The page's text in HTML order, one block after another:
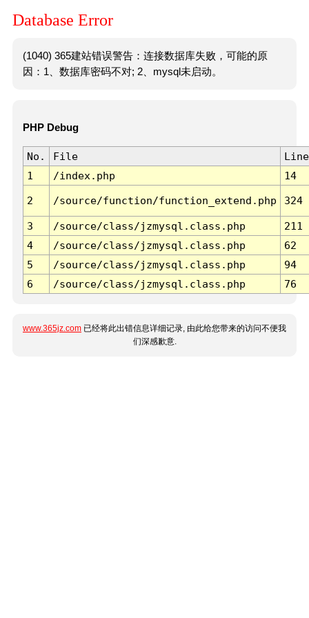
Database Error
(1040) 365建站错误警告：连接数据库失败，可能的原
因：1、数据库密码不对; 2、mysql未启动。
PHP Debug
No. File
Line
1
/index.php 14
2 /source/function/function_extend.php 324
3 /source/class/jzmysql.class.php
211
4
/source/class/jzmysql.class.php
62
5
/source/class/jzmysql.class.php
94
6
/source/class/jzmysql.class.php 76
www.365jz.com 已经将此出错信息详细记录, 由此给您带来的访问不便我
们深感歉意.